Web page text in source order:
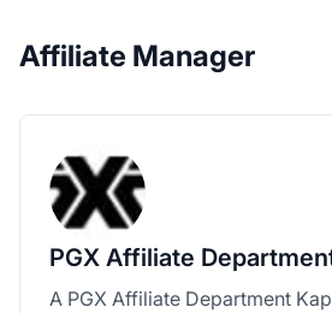
Affiliate Manager
PGX Affiliate
A PGX Affiliate Department